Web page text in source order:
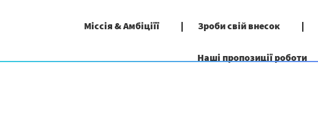
Міссія & Амбіціїї Зроби свій внесок
Наші пропозиції роботи